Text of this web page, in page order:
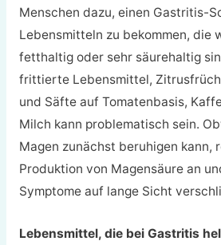
Menschen dazu, einen Gastritis-
Lebensmitteln zu bekommen, die
fetthaltig oder sehr säurehaltig
frittierte Lebensmittel,
und Säfte auf Tomatenbasis,
Milch kann problematisch sein.
Magen zunächst beruhigen kann,
Produktion von Magensäure an
Symptome auf lange Sicht
Lebensmittel, die bei Gastritis